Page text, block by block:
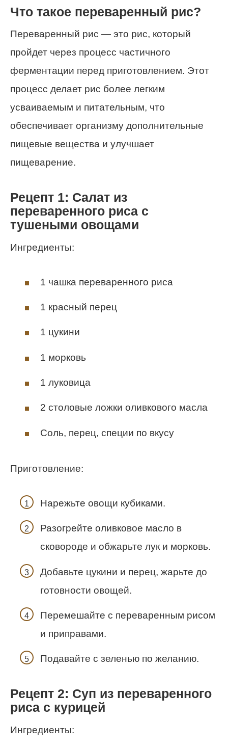
Что такое переваренный рис?
Переваренный рис — это рис, который
пройдет через процесс частичного
ферментации перед приготовлением. Этот
процесс делает рис более легким
усваиваемым и питательным, что
обеспечивает организму дополнительные
пищевые вещества и улучшает
пищеварение.
Рецепт 1: Салат из
переваренного риса с
тушеными овощами
Ингредиенты:
1 чашка переваренного риса
1 красный перец
1 цукини
1 морковь
1 луковица
2 столовые ложки оливкового масла
Соль, перец, специи по вкусу
Приготовление:
Нарежьте овощи кубиками.
Разогрейте оливковое масло в
сковороде и обжарьте лук и морковь.
Добавьте цукини и перец, жарьте до
готовности овощей.
Перемешайте с переваренным рисом
и приправами.
Подавайте с зеленью по желанию.
Рецепт 2: Суп из переваренного
риса с курицей
Ингредиенты: